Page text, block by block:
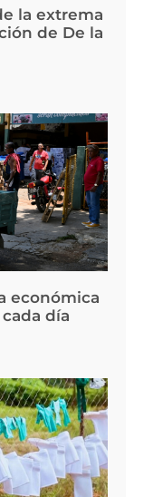
la extrema
de De la
económica
día